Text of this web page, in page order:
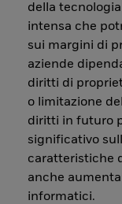
della
intensa che
sui margini di
aziende
diritti di
o limitazione
diritti in futuro
significativo
caratteristiche
anche
informatici.